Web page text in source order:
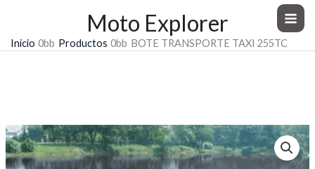
contenido
Moto Explorer
Inicio Productos BOTE TRANSPORTE TAXI 255TC